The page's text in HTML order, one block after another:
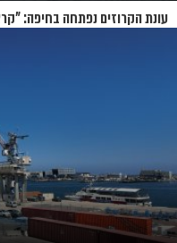
עונת הקרוזים נפתחה בחיפה: